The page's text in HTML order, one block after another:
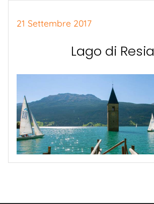
21 Settembre 2017
Lago di Resia